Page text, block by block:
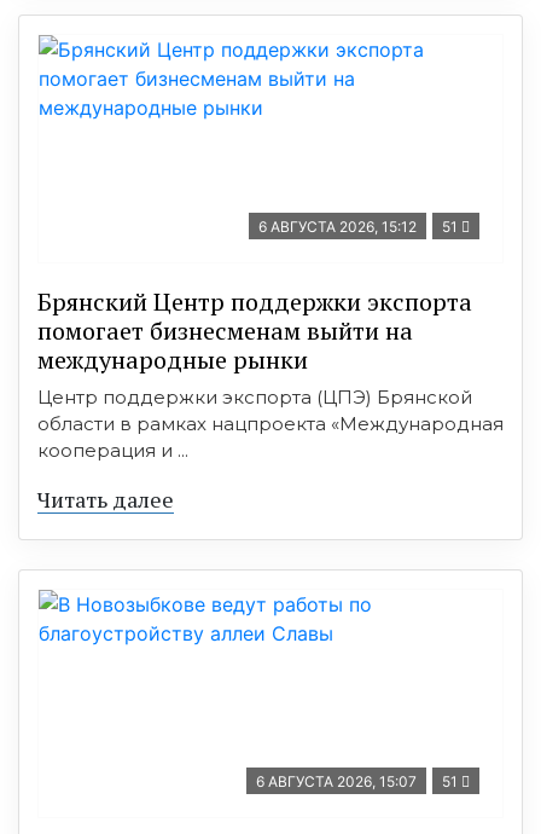
6 АВГУСТА 2026, 15:12 51
Брянский Центр поддержки экспорта
помогает бизнесменам выйти на
международные рынки
Центр поддержки экспорта (ЦПЭ) Брянской
области в рамках нацпроекта «Международная
кооперация и ...
Читать далее
6 АВГУСТА 2026, 15:07 51